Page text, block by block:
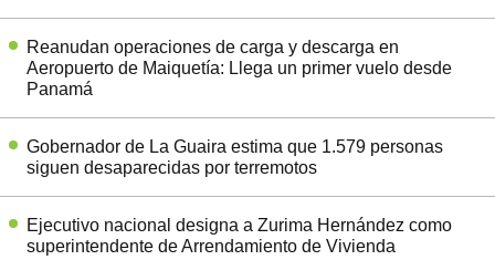
Reanudan operaciones de carga y descarga en
Aeropuerto de Maiquetía: Llega un primer vuelo desde
Panamá
Gobernador de La Guaira estima que 1.579 personas
siguen desaparecidas por terremotos
Ejecutivo nacional designa a Zurima Hernández como
superintendente de Arrendamiento de Vivienda